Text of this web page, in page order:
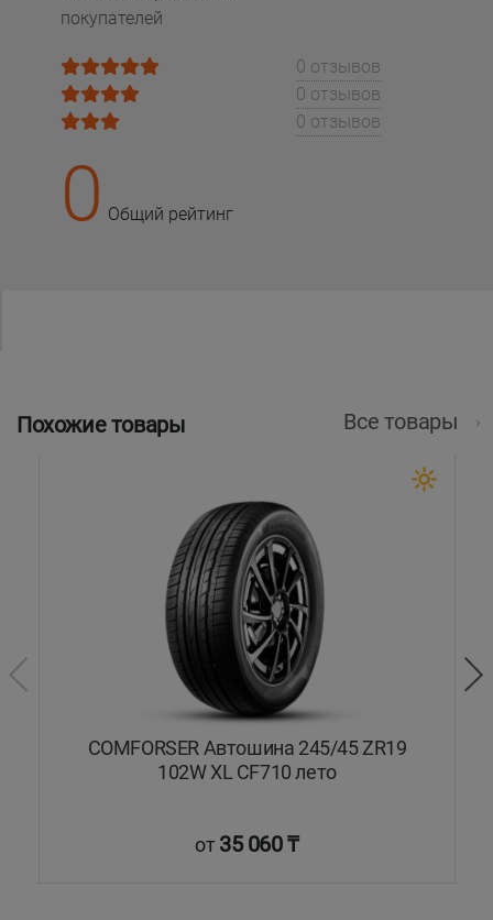
покупателей
0 отзывов
0 отзывов
0 отзывов
0 Общий рейтинг
Похожие товары Все товары
COMFORSER Автошина 245/45 ZR19
102W XL CF710 лето
от35 060 ₸